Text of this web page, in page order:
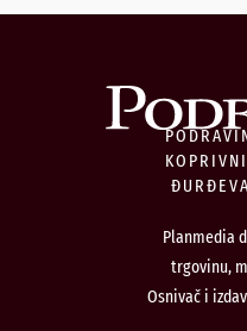
Planmedia
trgovinu,
Osnivač i